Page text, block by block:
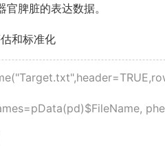
脾脏的表达数据。
和标准化